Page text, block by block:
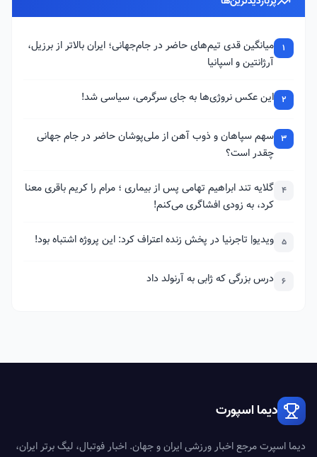
1
میانگین قدی تیم‌های حاضر در جام‌جهانی؛ ایران بالاتر از برزیل،
آرژانتین و اسپانیا
2 این عکس نروژی‌ها به جای سرگرمی، سیاسی شد!
3 سهم سپاهان و ذوب آهن از ملی‌پوشان حاضر در جام جهانی
چقدر است؟
4 گلایه تند ابراهیم تهامی پس از بیماری ؛ مرام را کریم باقری معنا
کرد، به زودی افشاگری می‌کنم!
5 ویدیو| تاجرنیا در پخش زنده اعتراف کرد: این پروژه اشتباه بود!
6 درس بزرگی که ژابی به آرنولد داد
دیما اسپورت
دیما اسپرت مرجع اخبار ورزشی ایران و جهان. اخبار فوتبال، لیگ برتر ایران،